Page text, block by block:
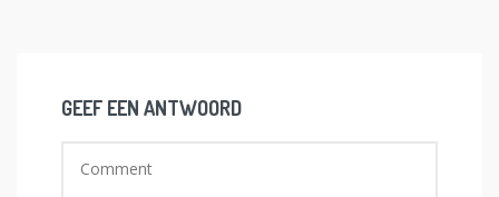
GEEF EEN ANTWOORD